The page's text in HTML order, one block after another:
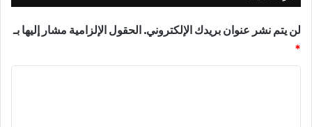
لن يتم نشر عنوان بريدك الإلكتروني. الحقول الإلزامية مشار إليها بـ
*